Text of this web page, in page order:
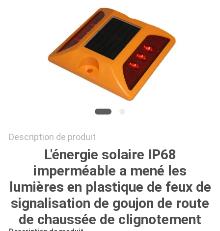
CONFIDENTIALITÉ
Description de produit
L'énergie solaire IP68
imperméable a mené les
lumières en plastique de feux de
signalisation de goujon de route
de chaussée de clignotement